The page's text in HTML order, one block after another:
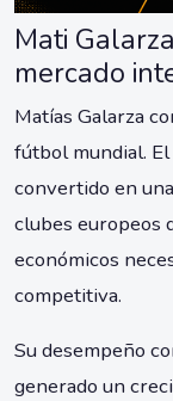
Mati
mercado
Matías Galarza
fútbol mundial. El
convertido en
clubes europeos
económicos
competitiva.
Su desempeño
generado un